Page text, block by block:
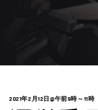
2021年2月12日@午前9時 ～11時